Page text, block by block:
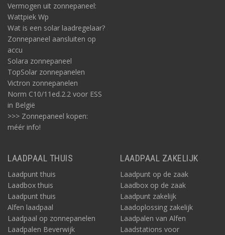
Vermogen uit zonnepaneel:
Wattpiek Wp
Wat is een solar laadregelaar?
Zonnepaneel aansluiten op
accu
Solara zonnepaneel
TopSolar zonnepanelen
Victron zonnepanelen
Norm C10/11ed.2.2 voor ESS
in België
>>> Zonnepaneel kopen:
méér info!
LAADPAAL THUIS
Laadpunt thuis
Laadbox thuis
Laadpunt thuis
Alfen laadpaal
Laadpaal op zonnepanelen
Laadpalen Beverwijk
LAADPAAL ZAKELIJK
Laadpunt op de zaak
Laadbox op de zaak
Laadpunt zakelijk
Laadoplossing zakelijk
Laadpalen van Alfen
Laadstations voor